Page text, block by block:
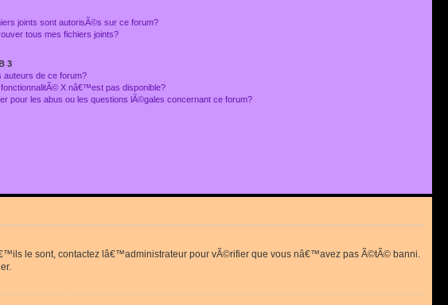
joints sont autorisÃ©s sur ce forum?
tous mes fichiers joints?
3
auteurs de ce forum?
fonctionnalitÃ© X nâ€™est pas disponible?
pour les abus ou les questions lÃ©gales concernant ce forum?
le sont, contactez lâ€™administrateur pour vÃ©rifier que vous nâ€™avez pas Ã©tÃ© banni.